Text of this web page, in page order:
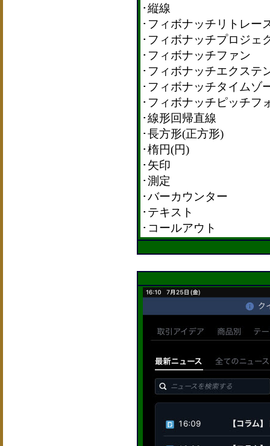
･縦線
･フィボナッチリトレー
･フィボナッチプロジェ
･フィボナッチファン
･フィボナッチエクステ
･フィボナッチタイムゾ
･フィボナッチピッチフ
･線形回帰直線
･長方形(正方形)
･楕円(円)
･矢印
･測定
･バーカウンター
･テキスト
･コールアウト